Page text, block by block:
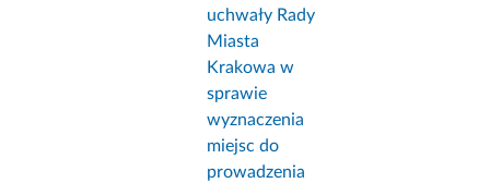
uchwały Rady
Miasta
Krakowa w
sprawie
wyznaczenia
miejsc do
prowadzenia